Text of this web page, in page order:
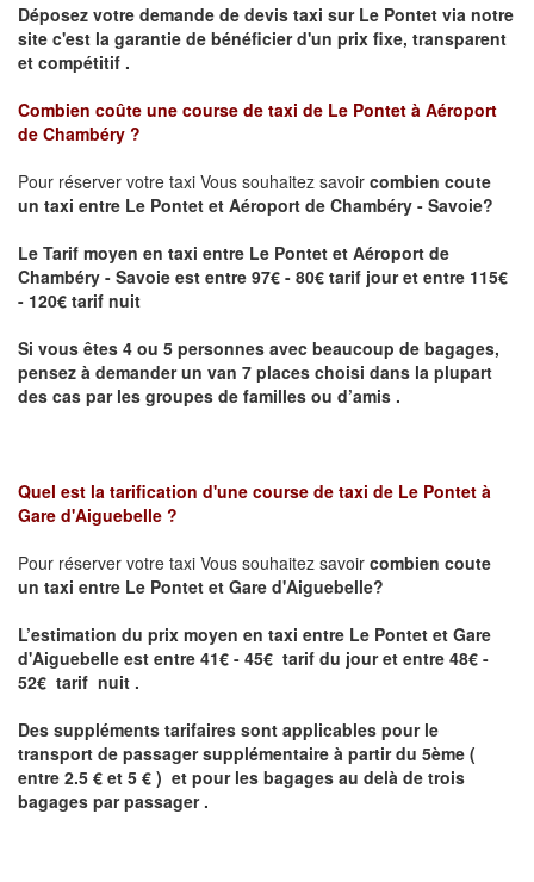
Déposez votre demande de devis taxi sur Le Pontet via notre
site c'est la garantie de bénéficier d'un prix fixe, transparent
et compétitif .
Combien coûte une course de taxi de Le Pontet à Aéroport
de Chambéry ?
Pour réserver votre taxi Vous souhaitez savoir combien coute
un taxi entre Le Pontet et Aéroport de Chambéry - Savoie?
Le Tarif moyen en taxi entre Le Pontet et Aéroport de
Chambéry - Savoie est entre 97€ - 80€ tarif jour et entre 115€
- 120€ tarif nuit
Si vous êtes 4 ou 5 personnes avec beaucoup de bagages,
pensez à demander un van 7 places choisi dans la plupart
des cas par les groupes de familles ou d’amis .
Quel est la tarification d'une course de taxi de Le Pontet à
Gare d'Aiguebelle ?
Pour réserver votre taxi Vous souhaitez savoir combien coute
un taxi entre Le Pontet et Gare d'Aiguebelle?
L’estimation du prix moyen en taxi entre Le Pontet et Gare
d'Aiguebelle est entre 41€ - 45€ tarif du jour et entre 48€ -
52€ tarif nuit .
Des suppléments tarifaires sont applicables pour le
transport de passager supplémentaire à partir du 5ème (
entre 2.5 € et 5 € ) et pour les bagages au delà de trois
bagages par passager .